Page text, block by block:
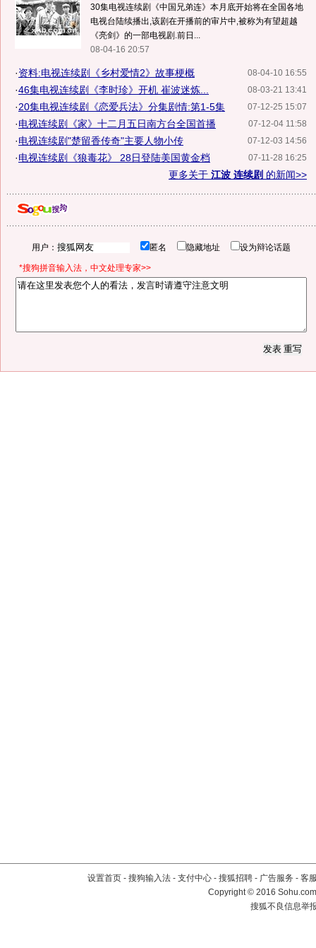
30集电视连续剧《中国兄弟连》本月底开始将在全国各地
电视台陆续播出,该剧在开播前的审片中,被称为有望超越
《亮剑》的一部电视剧.前日...
08-04-16 20:57
08-04-10 16:55
·资料:电视连续剧《乡村爱情2》故事梗概
08-03-21 13:41
·46集电视连续剧《李时珍》开机 崔波迷炼...
07-12-25 15:07
·20集电视连续剧《恋爱兵法》分集剧情:第1-5集
07-12-04 11:58
·电视连续剧《家》十二月五日南方台全国首播
07-12-03 14:56
·电视连续剧"楚留香传奇"主要人物小传
07-11-28 16:25
·电视连续剧《狼毒花》 28日登陆美国黄金档
更多关于 江波 连续剧 的新闻>>
用户： 匿名 隐藏地址 设为辩论话题
*搜狗拼音输入法，中文处理专家>>
设置首页 - 搜狗输入法 - 支付中心 - 搜狐招聘 - 广告服务 - 客
Copyright©2016
搜狐不良信息举